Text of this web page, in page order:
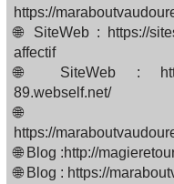
https://
🌐 SiteWeb : https://
affectif
🌐 SiteWeb : https://
89.webself.net/
🌐
https://
🌐 Blog :http://
🌐 Blog : https://